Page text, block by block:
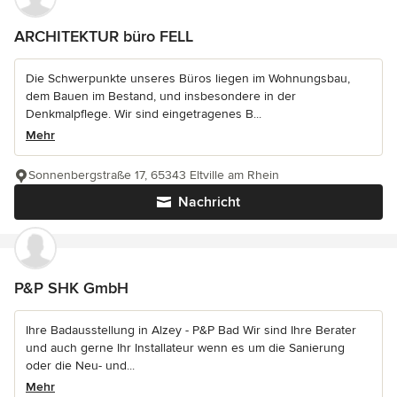
ARCHITEKTUR büro FELL
Die Schwerpunkte unseres Büros liegen im Wohnungsbau,
dem Bauen im Bestand, und insbesondere in der
Denkmalpflege. Wir sind eingetragenes B...
Mehr
Nachricht
Sonnenbergstraße 17, 65343 Eltville am Rhein
P&P SHK GmbH
Ihre Badausstellung in Alzey - P&P Bad Wir sind Ihre Berater
und auch gerne Ihr Installateur wenn es um die Sanierung
oder die Neu- und...
Mehr